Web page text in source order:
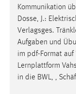
Kommunikation
Dosse, J.:
Verlagsges.
Aufgaben und
im pdf-Format
Lernplattform
in die BWL, ,